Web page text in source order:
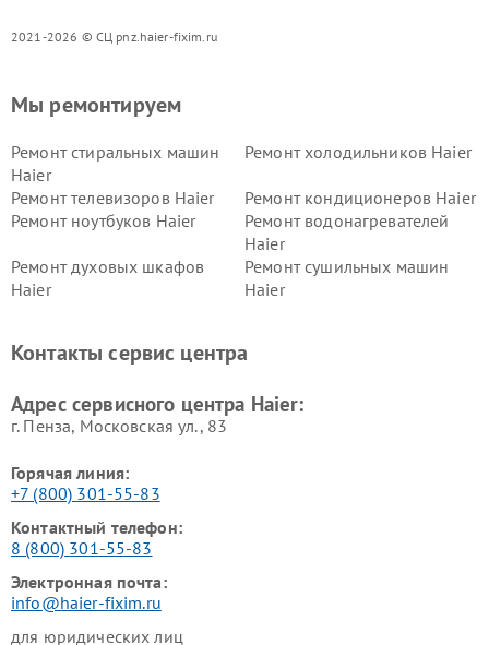
2021-2026 © СЦ pnz.haier-fixim.ru
Мы ремонтируем
Ремонт стиральных машин
Haier
Ремонт холодильников Haier
Ремонт телевизоров Haier
Ремонт кондиционеров Haier
Ремонт ноутбуков Haier
Ремонт водонагревателей
Haier
Ремонт духовых шкафов
Haier
Ремонт сушильных машин
Haier
Ремонт роботов-пылесосов
Ремонт посудомоечных
Контакты сервис центра
Адрес сервисного центра Haier:
г. Пенза, Московская ул., 83
Горячая линия:
+7 (800) 301-55-83
Контактный телефон:
8 (800) 301-55-83
Электронная почта:
info@haier-fixim.ru
для юридических лиц